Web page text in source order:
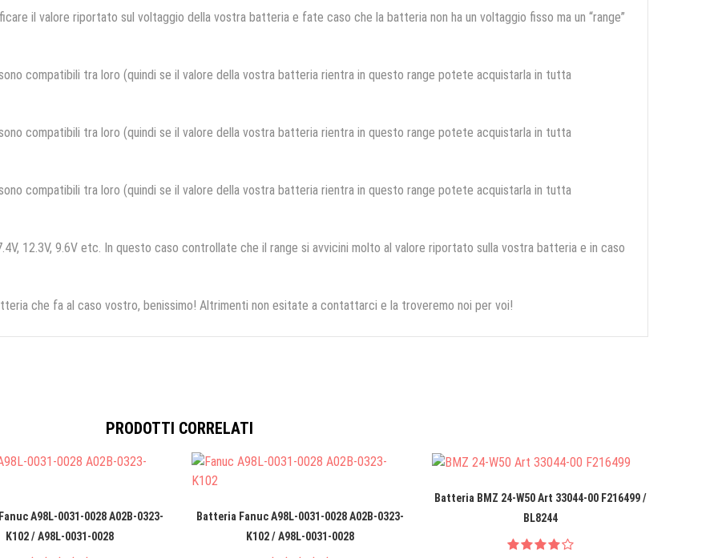
il valore riportato sul voltaggio della vostra batteria e fate caso che la batteria non ha un voltaggio fisso ma un “range”
compatibili tra loro (quindi se il valore della vostra batteria rientra in questo range potete acquistarla in tutta
compatibili tra loro (quindi se il valore della vostra batteria rientra in questo range potete acquistarla in tutta
compatibili tra loro (quindi se il valore della vostra batteria rientra in questo range potete acquistarla in tutta
12.3V, 9.6V etc. In questo caso controllate che il range si avvicini molto al valore riportato sulla vostra batteria e in caso
che fa al caso vostro, benissimo! Altrimenti non esitate a contattarci e la troveremo noi per voi!
PRODOTTI CORRELATI
A98L-0031-0028 A02B-0323-
K102 / A98L-0031-0028
Batteria Fanuc A98L-0031-0028 A02B-0323-
K102 / A98L-0031-0028
Batteria BMZ 24-W50 Art 33044-00 F216499 /
BL8244